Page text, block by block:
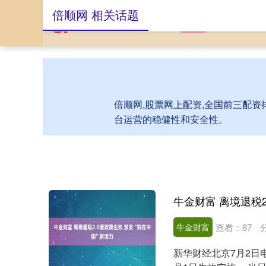
倍顺网,股票网上配资,全国前三配
台运营的稳健性和安全性。
倍顺网 相关话题
牛金财富 离境退税
牛金财富 查看： 87
新华财经北京7月2日